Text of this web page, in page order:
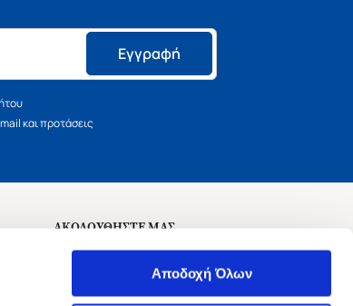
Αποδοχή Όλων
Εγγραφή
και προτάσεις
ΑΚΟΛΟΥΘΗΣΤΕ ΜΑΣ